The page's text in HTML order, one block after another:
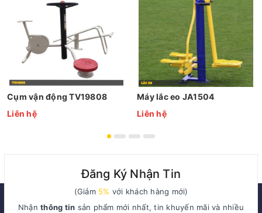
Cụm vận động TV19808
Liên hệ
Máy lắc eo JA1504
Liên hệ
Đăng Ký Nhận Tin
(Giảm 5% với khách hàng mới)
Nhậnthông tin sản phẩm mới nhất, tin khuyến mãi và nhiều